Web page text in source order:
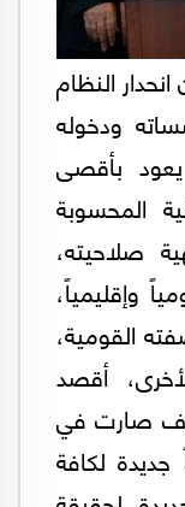
النظام
ودخوله
بأقصى
المحسوبة
صلاحيته،
وإقليمياً،
القومية،
أقصد
صارت في
لكافة